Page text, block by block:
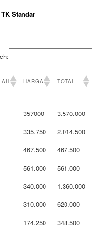
Standar
HARGA TOTAL
357000
3.570.000
335.750
2.014.500
467.500
467.500
561.000
561.000
340.000
1.360.000
310.000
620.000
174.250
348.500